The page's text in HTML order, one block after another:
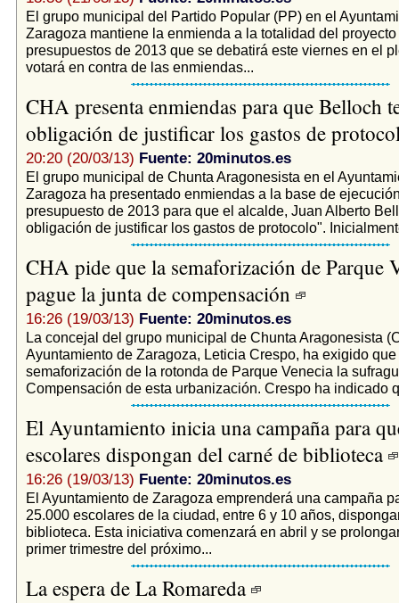
El grupo municipal del Partido Popular (PP) en el
Zaragoza mantiene la enmienda a la totalidad del proyecto
presupuestos de 2013 que se debatirá este viernes en el
votará en contra de las enmiendas...
CHA presenta enmiendas para que Belloch
obligación de justificar los gastos de
20:20 (20/03/13) Fuente: 20minutos.es
El grupo municipal de Chunta Aragonesista en el
Zaragoza ha presentado enmiendas a la base de
presupuesto de 2013 para que el alcalde, Juan Alberto
obligación de justificar los gastos de protocolo".
CHA pide que la semaforización de Parque
pague la junta de compensación
16:26 (19/03/13) Fuente: 20minutos.es
La concejal del grupo municipal de Chunta Aragonesista
Ayuntamiento de Zaragoza, Leticia Crespo, ha exigido que
semaforización de la rotonda de Parque Venecia la
Compensación de esta urbanización. Crespo ha indicado
El Ayuntamiento inicia una campaña para
escolares dispongan del carné de biblioteca
16:26 (19/03/13) Fuente: 20minutos.es
El Ayuntamiento de Zaragoza emprenderá una campaña
25.000 escolares de la ciudad, entre 6 y 10 años,
biblioteca. Esta iniciativa comenzará en abril y se
primer trimestre del próximo...
La espera de La Romareda